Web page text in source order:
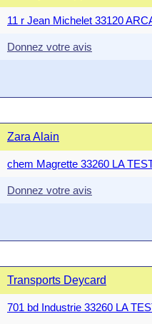
11 r Jean Michelet 33120
Donnez votre avis
Zara Alain
chem Magrette 33260 LA
Donnez votre avis
Transports Deycard
701 bd Industrie 33260 LA